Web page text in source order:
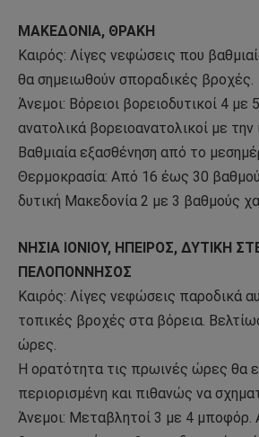
ΜΑΚΕΔΟΝΙΑ, ΘΡΑΚΗ
Καιρός: Λίγες νεφώσεις που
θα σημειωθούν σποραδικές βροχές.
Άνεμοι: Βόρειοι βορειοδυτικοί 4
ανατολικά βορειοανατολικοί με την
Βαθμιαία εξασθένηση από το
Θερμοκρασία: Από 16 έως 30
δυτική Μακεδονία 2 με 3 βαθμούς
ΝΗΣΙΑ ΙΟΝΙΟΥ, ΗΠΕΙΡΟΣ, ΔΥΤΙΚΗ
ΠΕΛΟΠΟΝΝΗΣΟΣ
Καιρός: Λίγες νεφώσεις παροδικά
τοπικές βροχές στα βόρεια.
ώρες.
Η ορατότητα τις πρωινές ώρες θα
περιορισμένη και πιθανώς να
Άνεμοι: Μεταβλητοί 3 με 4